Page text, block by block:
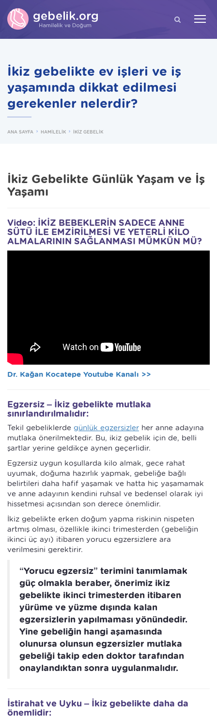
İkiz gebelikte ev işleri ve iş
yaşamında dikkat edilmesi
gerekenler nelerdir?
ANA SAYFA HAMİLELİK İKİZ GEBELİK
İkiz Gebelikte Günlük Yaşam ve İş
Yaşamı
Video: İKİZ BEBEKLERİN SADECE ANNE
SÜTÜ İLE EMZİRİLMESİ VE YETERLİ KİLO
ALMALARININ SAĞLANMASI MÜMKÜN MÜ?
Dr. Kağan Kocatepe Youtube Kanalı >>
Egzersiz – İkiz gebelikte mutlaka
sınırlandırılmalıdır:
Tekil gebeliklerde günlük egzersizler her anne adayına
mutlaka önerilmektedir. Bu, ikiz gebelik için de, belli
şartlar yerine geldikçe aynen geçerlidir.
Egzersiz uygun koşullarda kilo almak, gece rahat
uyumak, doğuma hazırlık yapmak, gebeliğe bağlı
belirtileri daha hafif yaşamak ve hatta hiç yaşamamak
ve anne adayının kendini ruhsal ve bedensel olarak iyi
hissetmesi açısından son derece önemlidir.
İkiz gebelikte erken doğum yapma riskinin nispeten
artmış olması, özellikle ikinci trimesterden (gebeliğin
ikinci üç ayı) itibaren yorucu egzersizlere ara
verilmesini gerektirir.
“Yorucu egzersiz” terimini tanımlamak
güç olmakla beraber, önerimiz ikiz
gebelikte ikinci trimesterden itibaren
yürüme ve yüzme dışında kalan
egzersizlerin yapılmaması yönündedir.
Yine gebeliğin hangi aşamasında
olunursa olunsun egzersizler mutlaka
gebeliği takip eden doktor tarafından
onaylandıktan sonra uygulanmalıdır.
İstirahat ve Uyku – İkiz gebelikte daha da
önemlidir: